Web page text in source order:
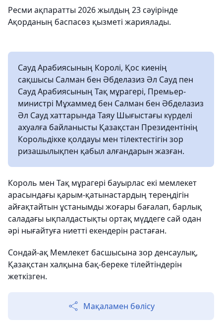
Ресми ақпаратты 2026 жылдың 23 сәуірінде
Ақорданың баспасөз қызметі жариялады.
Сауд Арабиясының Королі, Қос киенің
сақшысы Салман бен Әбделазиз Әл Сауд пен
Сауд Арабиясының Тақ мұрагері, Премьер-
министрі Мұхаммед бен Салман бен Әбделазиз
Әл Сауд хаттарында Таяу Шығыстағы күрделі
ахуалға байланысты Қазақстан Президентінің
Корольдікке қолдауы мен тілектестігін зор
ризашылықпен қабыл алғандарын жазған.
Король мен Тақ мұрагері бауырлас екі мемлекет
арасындағы қарым-қатынастардың тереңдігін
айғақтайтын ұстанымды жоғары бағалап, барлық
саладағы ықпалдастықты ортақ мүддеге сай одан
әрі нығайтуға ниетті екендерін растаған.
Сондай-ақ Мемлекет басшысына зор денсаулық,
Қазақстан халқына бақ-береке тілейтіндерін
жеткізген.
Мақаламен бөлісу